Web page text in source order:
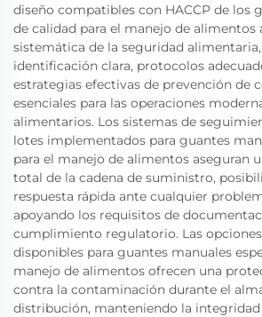
diseño compatibles con HACCP de los
de calidad para el manejo de alimentos
sistemática de la seguridad
identificación clara, protocolos
estrategias efectivas de prevención de
esenciales para las operaciones
alimentarios. Los sistemas de
lotes implementados para guantes
para el manejo de alimentos aseguran
total de la cadena de suministro,
respuesta rápida ante cualquier
apoyando los requisitos de
cumplimiento regulatorio. Las
disponibles para guantes manuales
manejo de alimentos ofrecen una
contra la contaminación durante el
distribución, manteniendo la